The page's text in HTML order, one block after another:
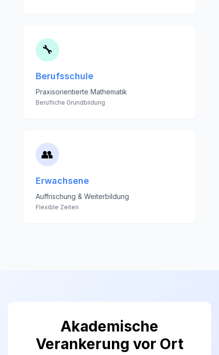
🔧
Berufsschule
Praxisorientierte Mathematik
Berufliche Grundbildung
👥
Erwachsene
Auffrischung & Weiterbildung
Flexible Zeiten
Akademische
Verankerung vor Ort